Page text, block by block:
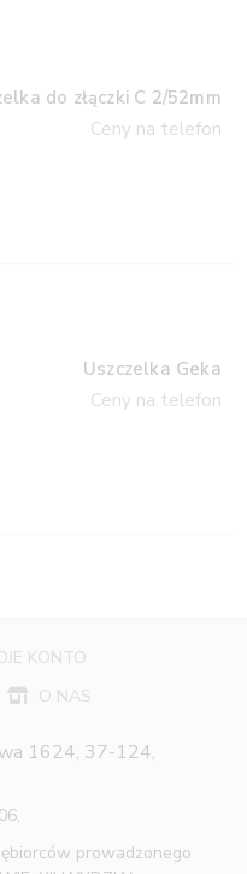
do złączki C 2/52mm
Ceny na telefon
Uszczelka Geka
Ceny na telefon
KONTO
O NAS
1624, 37-124,
prowadzonego